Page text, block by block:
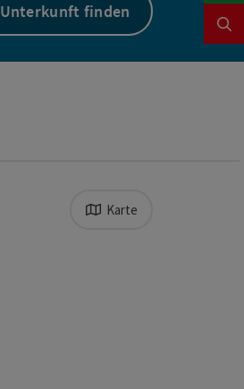
Unterkunft finden
Karte